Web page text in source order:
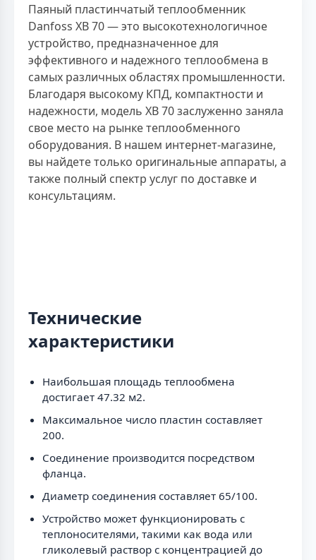
Паяный пластинчатый теплообменник
Danfoss XB 70 — это высокотехнологичное
устройство, предназначенное для
эффективного и надежного теплообмена в
самых различных областях промышленности.
Благодаря высокому КПД, компактности и
надежности, модель XB 70 заслуженно заняла
свое место на рынке теплообменного
оборудования. В нашем интернет-магазине,
вы найдете только оригинальные аппараты, а
также полный спектр услуг по доставке и
консультациям.
Технические
характеристики
Наибольшая площадь теплообмена
достигает 47.32 м2.
Максимальное число пластин составляет
200.
Соединение производится посредством
фланца.
Диаметр соединения составляет 65/100.
Устройство может функционировать с
теплоносителями, такими как вода или
гликолевый раствор с концентрацией до